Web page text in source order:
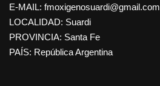
E-MAIL: fmoxigenosuardi@gmail.com
LOCALIDAD: Suardi
PROVINCIA: Santa Fe
PAÍS: República Argentina